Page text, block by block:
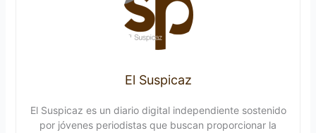
El Suspicaz
El Suspicaz es un diario digital independiente sostenido
por jóvenes periodistas que buscan proporcionar la